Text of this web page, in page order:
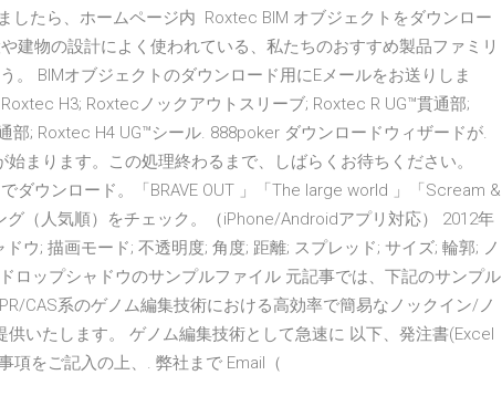
したら、ホームページ内 Roxtec BIM オブジェクトをダウンロー
建物の設計によく使われている、私たちのおすすめ製品ファミリ
。 BIMオブジェクトのダウンロード用にEメールをお送りしま
H3; Roxtecノックアウトスリーブ; Roxtec R UG™貫通部;
部; Roxtec H4 UG™シール. 888poker ダウンロードウィザードが.
まります。この処理終わるまで、しばらくお待ちください。
ダウンロード。「BRAVE OUT 」「The large world 」「Scream &
（人気順）をチェック。（iPhone/Androidアプリ対応） 2012年
ウ; 描画モード; 不透明度; 角度; 距離; スプレッド; サイズ; 輪郭; ノ
ロップシャドウのサンプルファイル 元記事では、下記のサンプル
CAS系のゲノム編集技術における高効率で簡易なノックイン/ノ
いたします。 ゲノム編集技術として急速に 以下、発注書(Excel
項をご記入の上、. 弊社まで Email（